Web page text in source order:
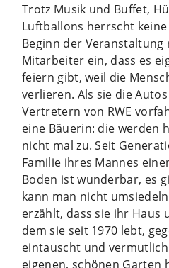
Trotz Musik und Buffet,
Luftballons herrscht
Beginn der Veranstaltung
Mitarbeiter ein, dass es
feiern gibt, weil die
verlieren. Als sie die
Vertretern von RWE
eine Bäuerin: die werden
nicht mal zu. Seit
Familie ihres Mannes
Boden ist wunderbar, es
kann man nicht
erzählt, dass sie ihr Haus
dem sie seit 1970 lebt,
eintauscht und
eigenen, schönen Garten